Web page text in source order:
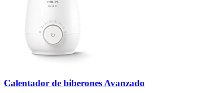
Calentador de biberones Avanzado